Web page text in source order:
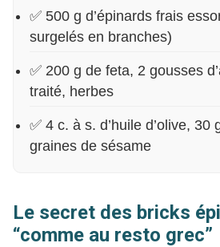
✅ 500 g d’épinards frais
surgelés en branches)
✅ 200 g de feta, 2 gousses
traité, herbes
✅ 4 c. à s. d’huile d’olive, 30
graines de sésame
Le secret des bricks
“comme au resto grec”